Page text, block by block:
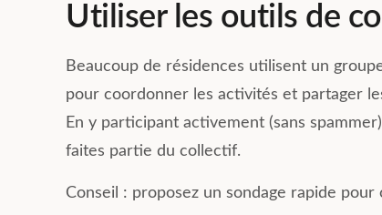
Utiliser les outils de
Beaucoup de résidences utilisent un
pour coordonner les activités et partager
En y participant activement (sans
faites partie du collectif.
Conseil : proposez un sondage rapide